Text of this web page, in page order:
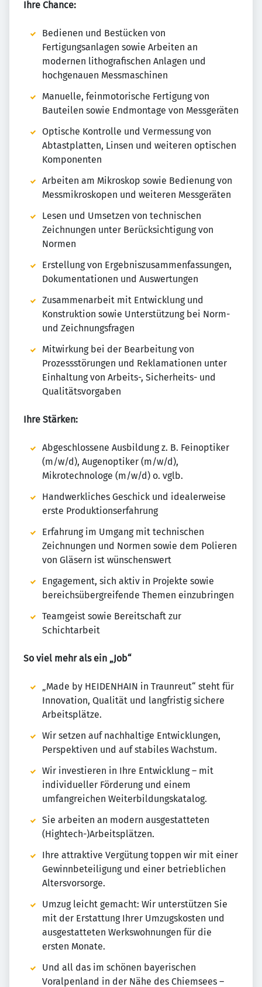
Ihre Chance:
Bedienen und Bestücken von
Fertigungsanlagen sowie Arbeiten an
modernen lithografischen Anlagen und
hochgenauen Messmaschinen
Manuelle, feinmotorische Fertigung von
Bauteilen sowie Endmontage von Messgeräten
Optische Kontrolle und Vermessung von
Abtastplatten, Linsen und weiteren optischen
Komponenten
Arbeiten am Mikroskop sowie Bedienung von
Messmikroskopen und weiteren Messgeräten
Lesen und Umsetzen von technischen
Zeichnungen unter Berücksichtigung von
Normen
Erstellung von Ergebniszusammenfassungen,
Dokumentationen und Auswertungen
Zusammenarbeit mit Entwicklung und
Konstruktion sowie Unterstützung bei Norm-
und Zeichnungsfragen
Mitwirkung bei der Bearbeitung von
Prozessstörungen und Reklamationen unter
Einhaltung von Arbeits-, Sicherheits- und
Qualitätsvorgaben
Ihre Stärken:
Abgeschlossene Ausbildung z. B. Feinoptiker
(m/w/d), Augenoptiker (m/w/d),
Mikrotechnologe (m/w/d) o. vglb.
Handwerkliches Geschick und idealerweise
erste Produktionserfahrung
Erfahrung im Umgang mit technischen
Zeichnungen und Normen sowie dem Polieren
von Gläsern ist wünschenswert
Engagement, sich aktiv in Projekte sowie
bereichsübergreifende Themen einzubringen
Teamgeist sowie Bereitschaft zur
Schichtarbeit
So viel mehr als ein „Job“
„Made by HEIDENHAIN in Traunreut“ steht für
Innovation, Qualität und langfristig sichere
Arbeitsplätze.
Wir setzen auf nachhaltige Entwicklungen,
Perspektiven und auf stabiles Wachstum.
Wir investieren in Ihre Entwicklung – mit
individueller Förderung und einem
umfangreichen Weiterbildungskatalog.
Sie arbeiten an modern ausgestatteten
(Hightech-)Arbeitsplätzen.
Ihre attraktive Vergütung toppen wir mit einer
Gewinnbeteiligung und einer betrieblichen
Altersvorsorge.
Umzug leicht gemacht: Wir unterstützen Sie
mit der Erstattung Ihrer Umzugskosten und
ausgestatteten Werkswohnungen für die
ersten Monate.
Und all das im schönen bayerischen
Voralpenland in der Nähe des Chiemsees –